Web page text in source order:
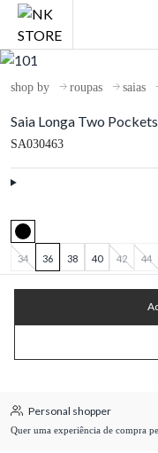
shop by roupas saias
Saia Longa Two
SA030463
34 36 38 40 42
44
Personal shopper
Quer uma experiência de compra